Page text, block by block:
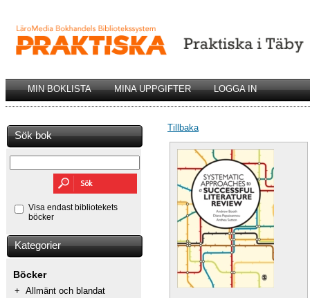
MIN BOKLISTA MINA UPPGIFTER LOGGA IN
Sök bok
Visa endast bibliotekets
böcker
Kategorier
Böcker
+ Allmänt och blandat
Tillbaka